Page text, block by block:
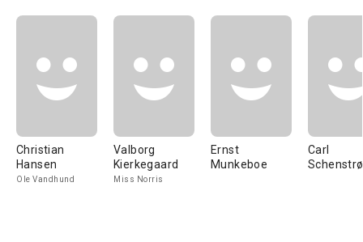
Christian
Hansen
Ole Vandhund
Valborg
Kierkegaard
Miss Norris
Ernst
Munkeboe
Carl